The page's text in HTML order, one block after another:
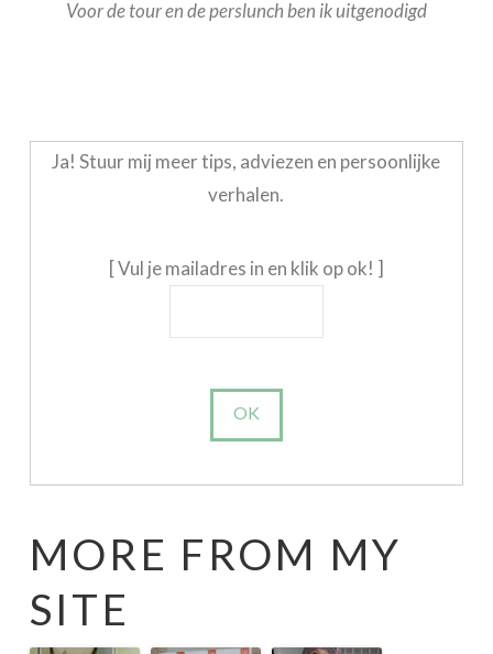
Voor de tour en de perslunch ben ik uitgenodigd
Ja! Stuur mij meer tips, adviezen en persoonlijke
verhalen.
[ Vul je mailadres in en klik op ok! ]
MORE FROM MY
SITE